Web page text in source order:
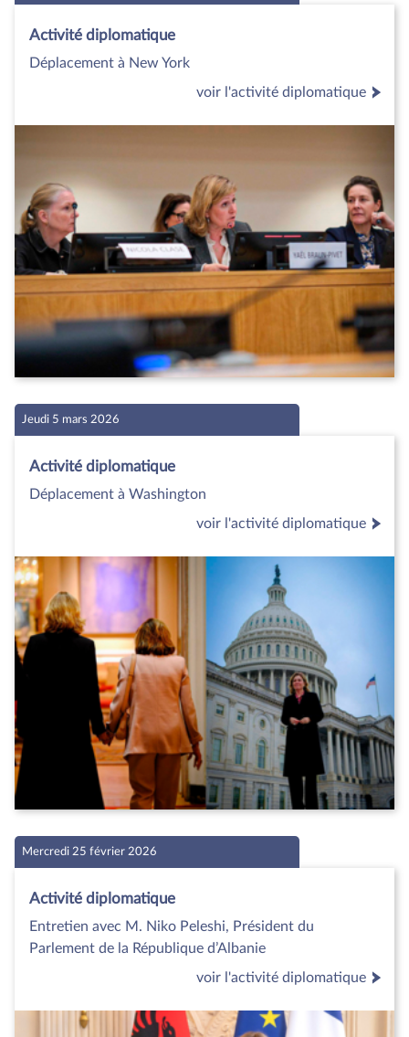
Activité diplomatique
Déplacement à New York
voir l'activité diplomatique
Jeudi 5 mars 2026
Activité diplomatique
Déplacement à Washington
voir l'activité diplomatique
Mercredi 25 février 2026
Activité diplomatique
Entretien avec M. Niko Peleshi, Président du
Parlement de la République d’Albanie
voir l'activité diplomatique